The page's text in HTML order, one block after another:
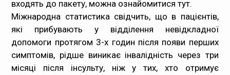
входять до пакету, можна ознайомитися тут.
Міжнародна статистика свідчить, що в пацієнтів,
які прибувають у відділення невідкладної
допомоги протягом 3-х годин після появи перших
симптомів, рідше виникає інвалідність через три
місяці після інсульту, ніж у тих, хто отримує